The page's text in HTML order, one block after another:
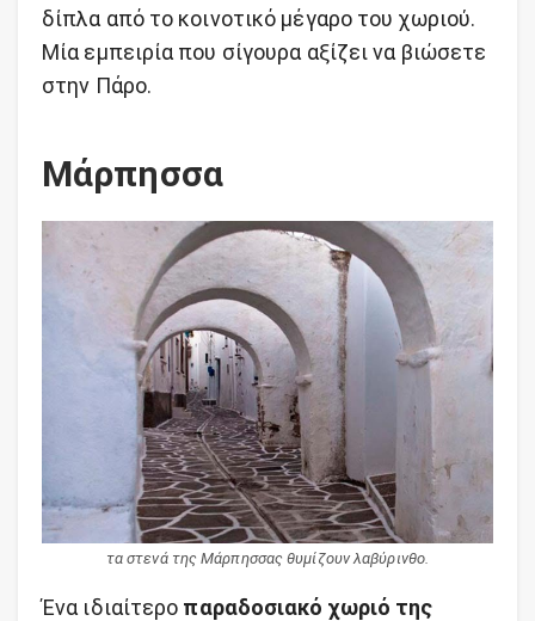
δίπλα από το κοινοτικό μέγαρο του χωριού.
Μία εμπειρία που σίγουρα αξίζει να βιώσετε
στην Πάρο.
Μάρπησσα
τα στενά της Μάρπησσας θυμίζουν λαβύρινθο.
Ένα ιδιαίτερο παραδοσιακό χωριό της